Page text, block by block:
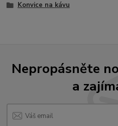
Konvice na kávu
Nepropásněte
a